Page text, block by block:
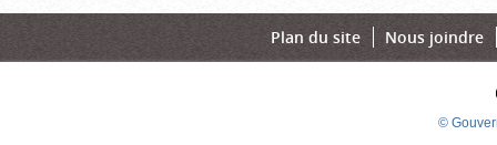
Plan du site Nous joindre
©